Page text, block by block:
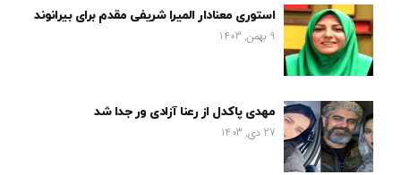
استوری معنادار المیرا شریفی مقدم برای بیرانوند
9 بهمن, 1403
مهدی پاکدل از رعنا آزادی ور جدا شد
27 دی, 1403